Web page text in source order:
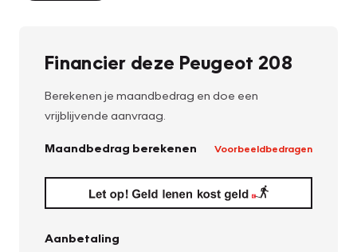
Financier deze Peugeot 208
Berekenen je maandbedrag en doe een
vrijblijvende aanvraag.
Maandbedrag berekenen Voorbeeldbedragen
Aanbetaling